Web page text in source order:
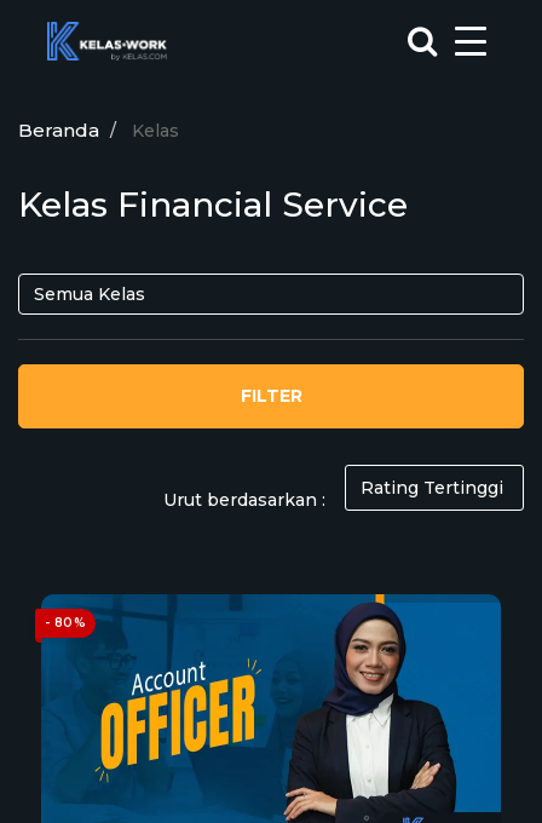
Beranda Kelas
Kelas Financial Service
FILTER
Urut berdasarkan :
- 80%